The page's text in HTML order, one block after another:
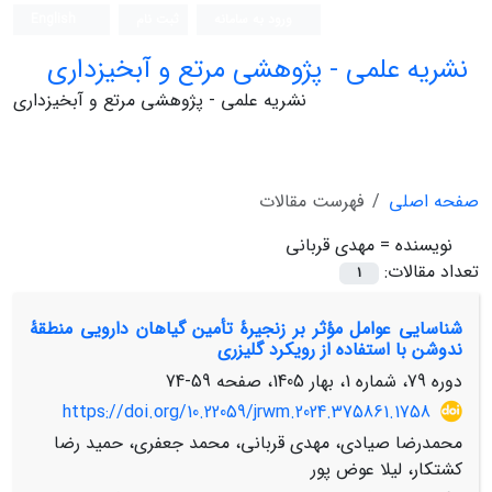
نشریه علمی - پژوهشی مرتع و آبخیزداری
نشریه علمی - پژوهشی مرتع و آبخیزداری
صفحه اصلی
فهرست مقالات
نویسنده = مهدی قربانی
تعداد مقالات:
1
شناسایی عوامل مؤثر بر زنجیرۀ تأمین گیاهان دارویی منطقۀ
ندوشن با استفاده از رویکرد گلیزری
دوره 79، شماره 1، بهار 1405، صفحه
59-74
https://doi.org/10.22059/jrwm.2024.375861.1758
محمدرضا صیادی، مهدی قربانی، محمد جعفری، حمید رضا
کشتکار، لیلا عوض پور